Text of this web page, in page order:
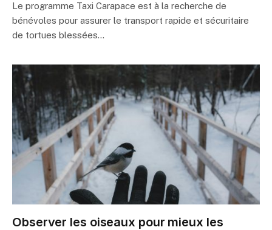
Le programme Taxi Carapace est à la recherche de
bénévoles pour assurer le transport rapide et sécuritaire
de tortues blessées…
Observer les oiseaux pour mieux les